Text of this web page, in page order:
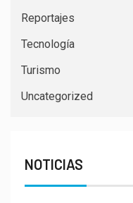
Reportajes
Tecnología
Turismo
Uncategorized
NOTICIAS